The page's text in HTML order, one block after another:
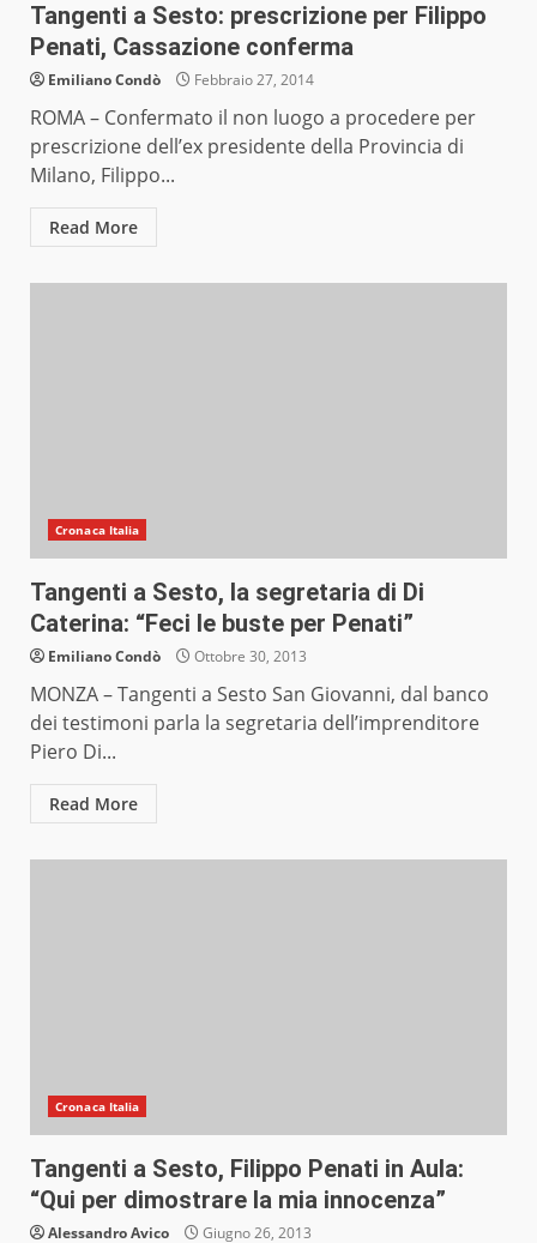
Tangenti a Sesto: prescrizione per Filippo
Penati, Cassazione conferma
Emiliano Condò Febbraio 27, 2014
ROMA – Confermato il non luogo a procedere per
prescrizione dell’ex presidente della Provincia di
Milano, Filippo...
Read More
Cronaca Italia
Tangenti a Sesto, la segretaria di Di
Caterina: “Feci le buste per Penati”
Emiliano Condò Ottobre 30, 2013
MONZA – Tangenti a Sesto San Giovanni, dal banco
dei testimoni parla la segretaria dell’imprenditore
Piero Di...
Read More
Cronaca Italia
Tangenti a Sesto, Filippo Penati in Aula:
“Qui per dimostrare la mia innocenza”
Alessandro Avico Giugno 26, 2013